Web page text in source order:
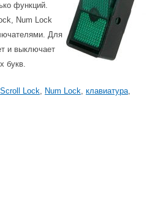
функций.
Num Lock
Для
и выключает
букв.
Scroll Lock, Num Lock, клавиатура,